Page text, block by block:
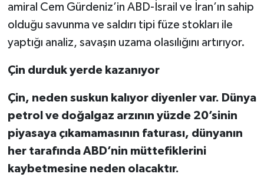
amiral Cem Gürdeniz’in ABD-İsrail ve İran’ın sahip
olduğu savunma ve saldırı tipi füze stokları ile
yaptığı analiz, savaşın uzama olasılığını artırıyor.
Çin durduk yerde kazanıyor
Çin, neden suskun kalıyor diyenler var. Dünya
petrol ve doğalgaz arzının yüzde 20’sinin
piyasaya çıkamamasının faturası, dünyanın
her tarafında ABD’nin müttefiklerini
kaybetmesine neden olacaktır.